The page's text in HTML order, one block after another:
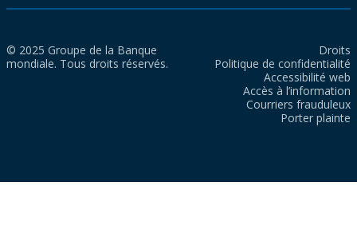
© 2025 Groupe de la Banque
mondiale. Tous droits réservés.
Droits
Politique de confidentialité
Accessibilité web
Accès à l’information
Courriers frauduleux
Porter plainte